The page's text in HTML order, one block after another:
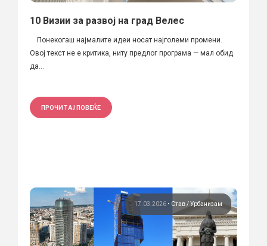
10 Визии за развој на град Велес
Понекогаш најмалите идеи носат најголеми промени.
Овој текст не е критика, ниту предлог програма — мал обид
да...
ПРОЧИТАЈ ПОВЕЌЕ
17.03.2026 • Став Урбанизам